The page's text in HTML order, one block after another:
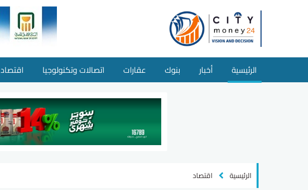
الرئيسية أخبار بنوك عقارات اتصالات وتكنولوجيا اقتصاد
الرئيسية اقتصاد